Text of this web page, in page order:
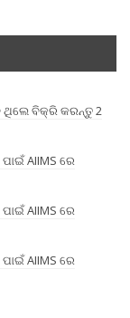
ଥିଲେ ବିକ୍ରି କରନ୍ତୁ 2
AIIMS ରେ
AIIMS ରେ
AIIMS ରେ